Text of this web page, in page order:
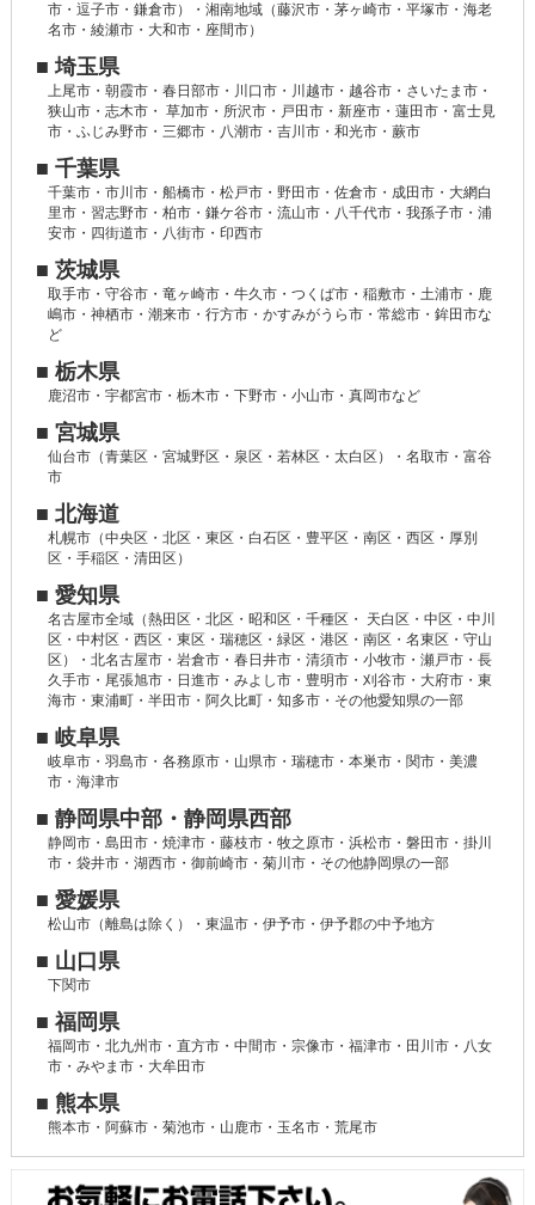
市・逗子市・鎌倉市）・湘南地域（藤沢市・茅ヶ崎市・平塚市・海老
名市・綾瀬市・大和市・座間市）
■ 埼玉県
上尾市・朝霞市・春日部市・川口市・川越市・越谷市・さいたま市・
狭山市・志木市・ 草加市・所沢市・戸田市・新座市・蓮田市・富士見
市・ふじみ野市・三郷市・八潮市・吉川市・和光市・蕨市
■ 千葉県
千葉市・市川市・船橋市・松戸市・野田市・佐倉市・成田市・大網白
里市・習志野市・柏市・鎌ケ谷市・流山市・八千代市・我孫子市・浦
安市・四街道市・八街市・印西市
■ 茨城県
取手市・守谷市・竜ヶ崎市・牛久市・つくば市・稲敷市・土浦市・鹿
嶋市・神栖市・潮来市・行方市・かすみがうら市・常総市・鉾田市な
ど
■ 栃木県
鹿沼市・宇都宮市・栃木市・下野市・小山市・真岡市など
■ 宮城県
仙台市（青葉区・宮城野区・泉区・若林区・太白区）・名取市・富谷
市
■ 北海道
札幌市（中央区・北区・東区・白石区・豊平区・南区・西区・厚別
区・手稲区・清田区）
■ 愛知県
名古屋市全域（熱田区・北区・昭和区・千種区・ 天白区・中区・中川
区・中村区・西区・東区・瑞穂区・緑区・港区・南区・名東区・守山
区）・北名古屋市・岩倉市・春日井市・清須市・小牧市・瀬戸市・長
久手市・尾張旭市・日進市・みよし市・豊明市・刈谷市・大府市・東
海市・東浦町・半田市・阿久比町・知多市・その他愛知県の一部
■ 岐阜県
岐阜市・羽島市・各務原市・山県市・瑞穂市・本巣市・関市・美濃
市・海津市
■ 静岡県中部・静岡県西部
静岡市・島田市・焼津市・藤枝市・牧之原市・浜松市・磐田市・掛川
市・袋井市・湖西市・御前崎市・菊川市・その他静岡県の一部
■ 愛媛県
松山市（離島は除く）・東温市・伊予市・伊予郡の中予地方
■ 山口県
下関市
■ 福岡県
福岡市・北九州市・直方市・中間市・宗像市・福津市・田川市・八女
市・みやま市・大牟田市
■ 熊本県
熊本市・阿蘇市・菊池市・山鹿市・玉名市・荒尾市